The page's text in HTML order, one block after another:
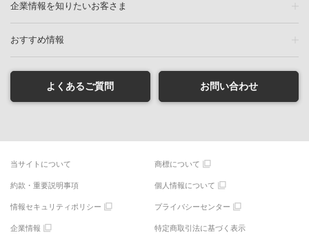
企業情報を知りたいお客さま
おすすめ情報
よくあるご質問 お問い合わせ
当サイトについて 商標について
約款・重要説明事項 個人情報について
情報セキュリティポリシー プライバシーセンター
企業情報 特定商取引法に基づく表示